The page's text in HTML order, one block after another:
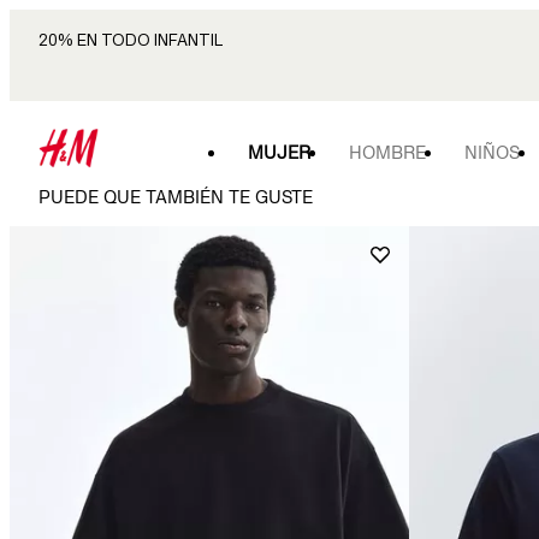
20% EN TODO INFANTIL
MUJER HOMBRE NIÑOS
PUEDE QUE TAMBIÉN TE GUSTE